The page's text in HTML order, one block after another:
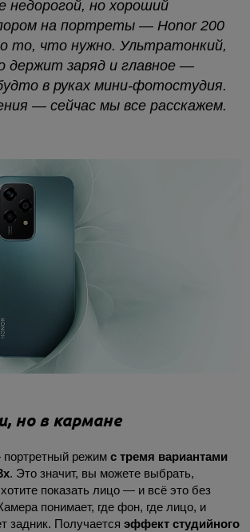
но хороший
на портреты — Honor 200
то, что нужно. Ультратонкий,
держит заряд и главное —
в руках мини-фотостудия.
— сейчас мы все расскажем.
но в кармане
режим с тремя вариантами
. Это значит, вы можете выбрать,
показать лицо — и всё это без
понимает, где фон, где лицо, и
задник. Получается эффект студийного